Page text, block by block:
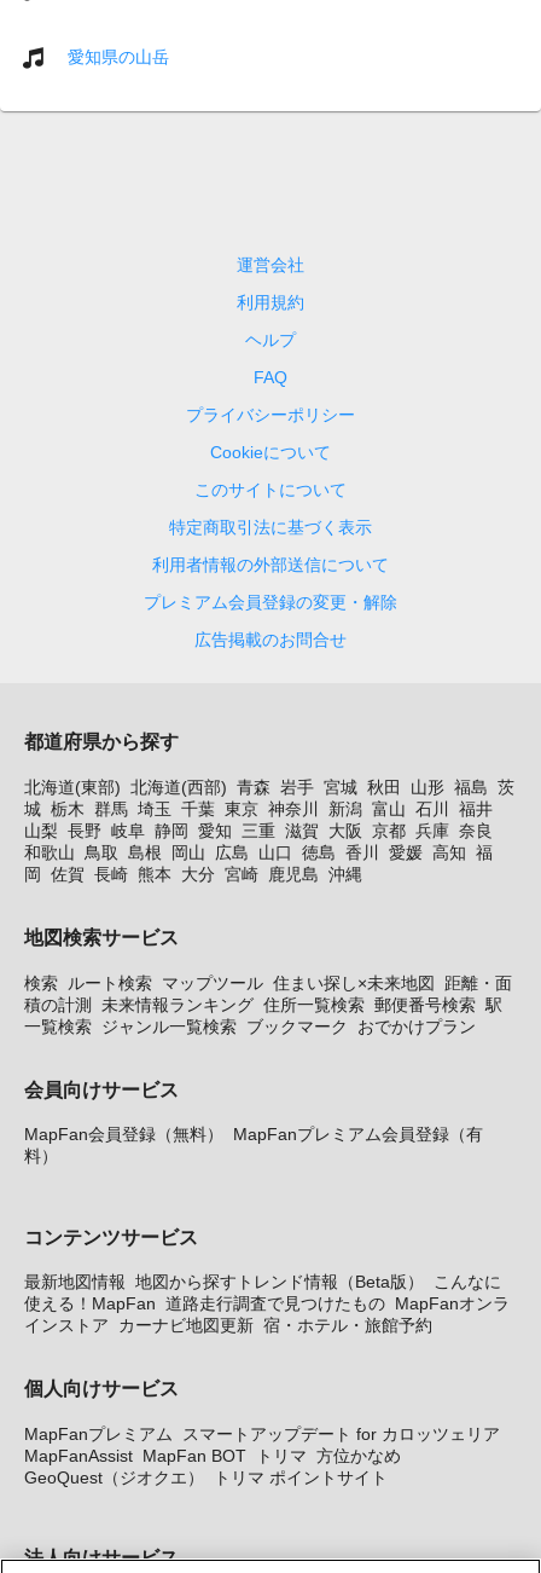
愛知県の山岳
運営会社
利用規約
ヘルプ
FAQ
プライバシーポリシー
Cookieについて
このサイトについて
特定商取引法に基づく表示
利用者情報の外部送信について
プレミアム会員登録の変更・解除
広告掲載のお問合せ
都道府県から探す
北海道(東部) 北海道(西部) 青森 岩手 宮城 秋田 山形 福島 茨
城 栃木 群馬 埼玉 千葉 東京 神奈川 新潟 富山 石川
福井
山梨 長野 岐阜 静岡 愛知 三重 滋賀 大阪 京都 兵庫 奈良
和歌山
鳥取 島根 岡山 広島 山口 徳島 香川 愛媛 高知 福
岡
佐賀 長崎 熊本 大分 宮崎 鹿児島 沖縄
地図検索サービス
検索 ルート検索 マップツール 住まい探し×未来地図
距離・面
積の計測 未来情報ランキング 住所一覧検索 郵便番号検索 駅
一覧検索 ジャンル一覧検索 ブックマーク おでかけプラン
会員向けサービス
MapFan会員登録（無料）
MapFanプレミアム会員登録（有
料）
コンテンツサービス
最新地図情報 地図から探すトレンド情報（Beta版）
こんなに
使える！MapFan 道路走行調査で見つけたもの MapFanオンラ
インストア
カーナビ地図更新 宿・ホテル・旅館予約
個人向けサービス
MapFanプレミアム
スマートアップデート for カロッツェリア
MapFanAssist MapFan BOT トリマ 方位かなめ
GeoQuest（ジオクエ）
トリマ ポイントサイト
法人向けサービス